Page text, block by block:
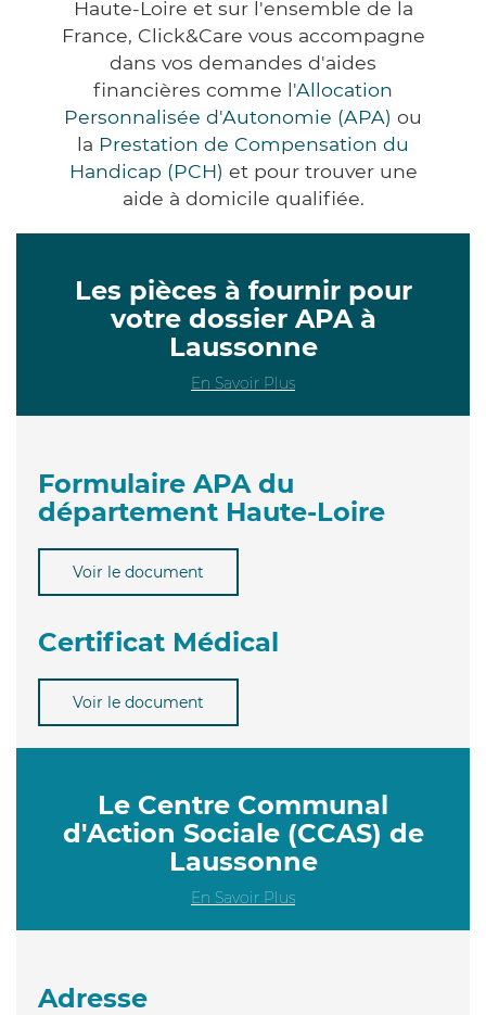
Haute-Loire et sur l'ensemble de la
France, Click&Care vous accompagne
dans vos demandes d'aides
financières comme l'Allocation
Personnalisée d'Autonomie (APA) ou
la Prestation de Compensation du
Handicap (PCH) et pour trouver une
aide à domicile qualifiée.
Les pièces à fournir pour
votre dossier APA à
Laussonne
En Savoir Plus
Formulaire APA du
département Haute-Loire
Voir le document
Certificat Médical
Voir le document
Le Centre Communal
d'Action Sociale (CCAS) de
Laussonne
En Savoir Plus
Adresse